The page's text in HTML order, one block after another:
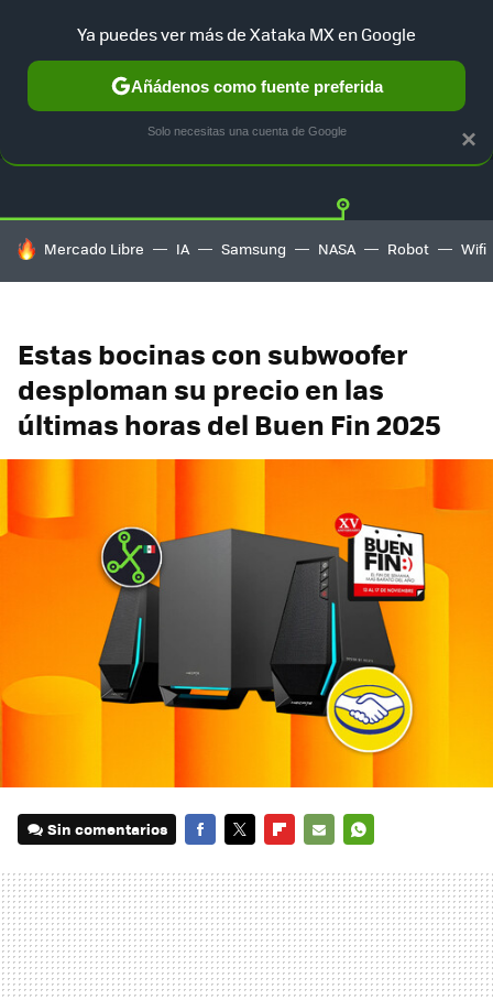
GUÍA DE COMPRAS MERCADO LIBRE
HOY SE HABLA DE
Mercado Libre IA Samsung NASA Robot Wifi
Estas bocinas con subwoofer
desploman su precio en las
últimas horas del Buen Fin 2025
Sin comentarios
MAIL
×
Ya puedes ver más de Xataka MX en Google
Añádenos como fuente preferida
Solo necesitas una cuenta de Google